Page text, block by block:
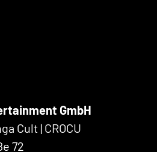
GmbH
Cult | CROCU
72